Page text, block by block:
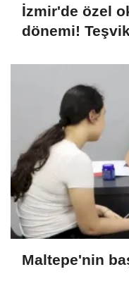
İzmir'de özel
dönemi!
Maltepe'nin